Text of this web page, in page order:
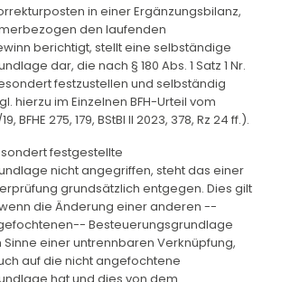
in einer Ergänzungsbilanz,
den laufenden
berichtigt, stellt eine selbständige
dar, die nach § 180 Abs. 1 Satz 1 Nr.
festzustellen und selbständig
hierzu im Einzelnen BFH-Urteil vom
BFHE 275, 179, BStBl II 2023, 378, Rz 24 ff.).
festgestellte
nicht angegriffen, steht das einer
grundsätzlich entgegen. Dies gilt
die Änderung einer anderen --
Besteuerungsgrundlage
einer untrennbaren Verknüpfung,
auf die nicht angefochtene